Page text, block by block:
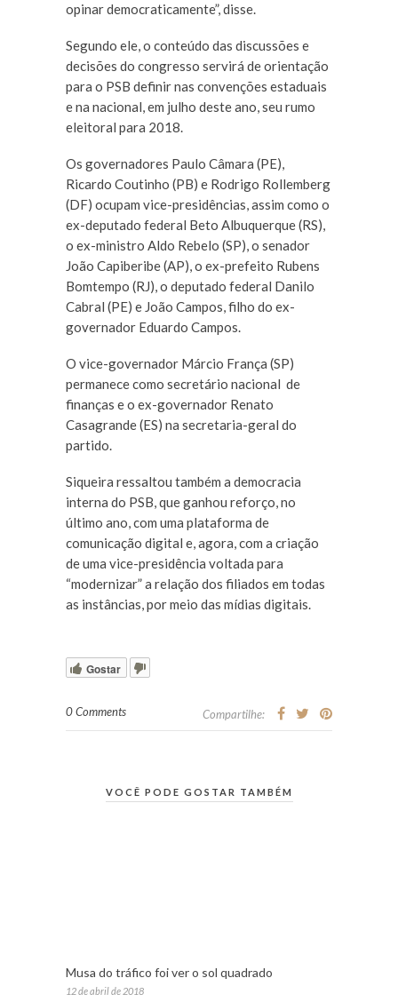
opinar democraticamente”, disse.
Segundo ele, o conteúdo das discussões e
decisões do congresso servirá de orientação
para o PSB definir nas convenções estaduais
e na nacional, em julho deste ano, seu rumo
eleitoral para 2018.
Os governadores Paulo Câmara (PE),
Ricardo Coutinho (PB) e Rodrigo Rollemberg
(DF) ocupam vice-presidências, assim como o
ex-deputado federal Beto Albuquerque (RS),
o ex-ministro Aldo Rebelo (SP), o senador
João Capiberibe (AP), o ex-prefeito Rubens
Bomtempo (RJ), o deputado federal Danilo
Cabral (PE) e João Campos, filho do ex-
governador Eduardo Campos.
O vice-governador Márcio França (SP)
permanece como secretário nacional de
finanças e o ex-governador Renato
Casagrande (ES) na secretaria-geral do
partido.
Siqueira ressaltou também a democracia
interna do PSB, que ganhou reforço, no
último ano, com uma plataforma de
comunicação digital e, agora, com a criação
de uma vice-presidência voltada para
“modernizar” a relação dos filiados em todas
as instâncias, por meio das mídias digitais.
Gostar
0 Comments Compartilhe:
VOCÊ PODE GOSTAR TAMBÉM
Musa do tráfico foi ver o sol quadrado
12 de abril de 2018